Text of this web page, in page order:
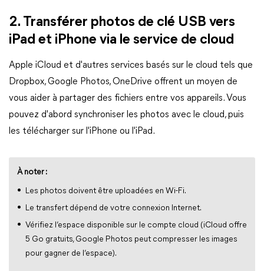
2. Transférer photos de clé USB vers
iPad et iPhone via le service de cloud
Apple iCloud et d'autres services basés sur le cloud tels que
Dropbox, Google Photos, OneDrive offrent un moyen de
vous aider à partager des fichiers entre vos appareils. Vous
pouvez d'abord synchroniser les photos avec le cloud, puis
les télécharger sur l'iPhone ou l'iPad.
À noter :
Les photos doivent être uploadées en Wi-Fi.
Le transfert dépend de votre connexion Internet.
Vérifiez l’espace disponible sur le compte cloud (iCloud offre
5 Go gratuits, Google Photos peut compresser les images
pour gagner de l’espace).